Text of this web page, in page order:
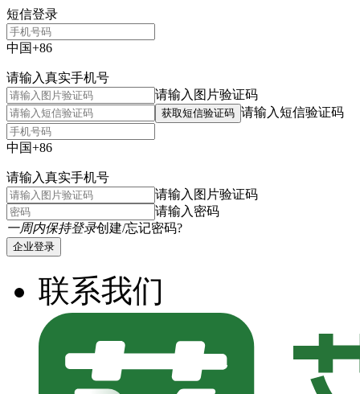
短信登录
中国+86
请输入真实手机号
请输入图片验证码
获取短信验证码 请输入短信验证码
中国+86
请输入真实手机号
请输入图片验证码
请输入密码
一周内保持登录创建/忘记密码?
企业登录
联系我们